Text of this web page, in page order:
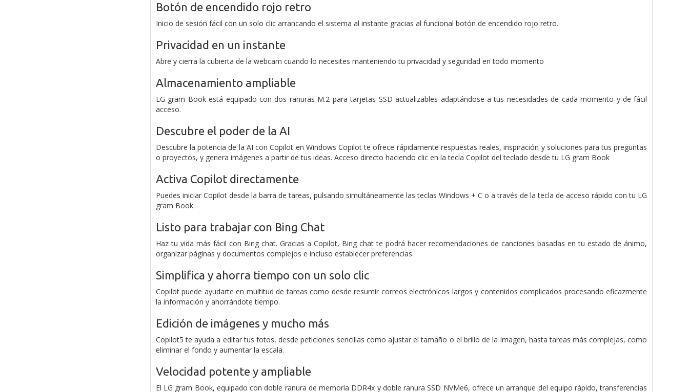
Botón de encendido rojo retro
Inicio de sesión fácil con un solo clic arrancando el sistema al instante gracias al funcional botón de encendido rojo retro.
Privacidad en un instante
Abre y cierra la cubierta de la webcam cuando lo necesites manteniendo tu privacidad y seguridad en todo momento
Almacenamiento ampliable
LG gram Book está equipado con dos ranuras M.2 para tarjetas SSD actualizables adaptándose a tus necesidades de cada momento y de fácil
acceso.
Descubre el poder de la AI
Descubre la potencia de la AI con Copilot en WindowsCopilot te ofrece rápidamente respuestas reales, inspiración y soluciones para tus preguntas
o proyectos, y genera imágenes a partir de tus ideas. Acceso directo haciendo clic en la tecla Copilot del teclado desde tu LG gram Book
Activa Copilot directamente
Puedes iniciar Copilot desde la barra de tareas, pulsando simultáneamente las teclas Windows + C o a través de la tecla de acceso rápido con tu LG
gram Book.
Listo para trabajar con Bing Chat
Haz tu vida más fácil con Bing chat. Gracias a Copilot, Bing chat te podrá hacer recomendaciones de canciones basadas en tu estado de ánimo,
organizar páginas y documentos complejos e incluso establecer preferencias.
Simplifica y ahorra tiempo con un solo clic
Copilot puede ayudarte en multitud de tareas como desde resumir correos electrónicos largos y contenidos complicados procesando eficazmente
la información y ahorrándote tiempo.
Edición de imágenes y mucho más
Copilot5 te ayuda a editar tus fotos, desde peticiones sencillas como ajustar el tamaño o el brillo de la imagen, hasta tareas más complejas, como
eliminar el fondo y aumentar la escala.
Velocidad potente y ampliable
El LG gram Book, equipado con doble ranura de memoria DDR4x y doble ranura SSD NVMe6, ofrece un arranque del equipo rápido, transferencias